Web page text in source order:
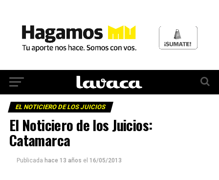
EL NOTICIERO DE LOS JUICIOS
El Noticiero de los Juicios:
Catamarca
Publicada hace 13 años el 16/05/2013